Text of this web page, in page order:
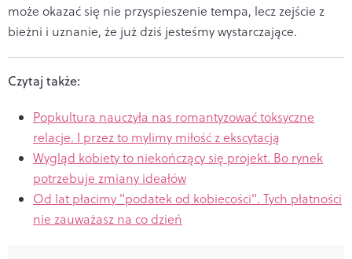
może okazać się nie przyspieszenie tempa, lecz zejście z
bieżni i uznanie, że już dziś jesteśmy wystarczające.
Czytaj także:
Popkultura nauczyła nas romantyzować toksyczne
relacje. I przez to mylimy miłość z ekscytacją
Wygląd kobiety to niekończący się projekt. Bo rynek
potrzebuje zmiany ideałów
Od lat płacimy "podatek od kobiecości". Tych płatności
nie zauważasz na co dzień